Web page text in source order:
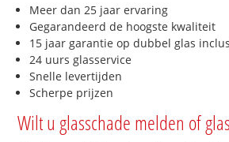
Meer dan 25 jaar ervaring
Gegarandeerd de hoogste kwaliteit
15 jaar garantie op dubbel glas
24 uurs glasservice
Snelle levertijden
Scherpe prijzen
Wilt u glasschade melden of